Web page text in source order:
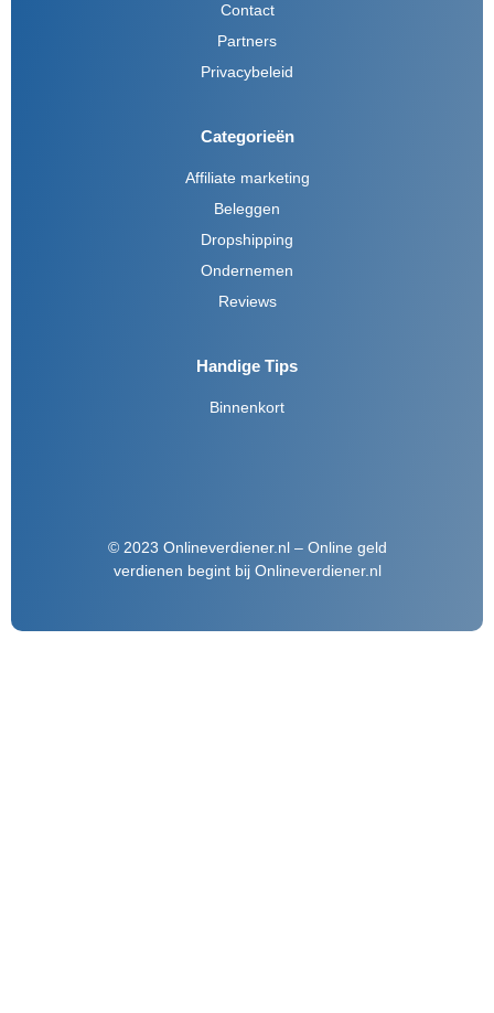
Contact
Partners
Privacybeleid
Categorieën
Affiliate marketing
Beleggen
Dropshipping
Ondernemen
Reviews
Handige Tips
Binnenkort
© 2023 Onlineverdiener.nl – Online geld
verdienen begint bij Onlineverdiener.nl